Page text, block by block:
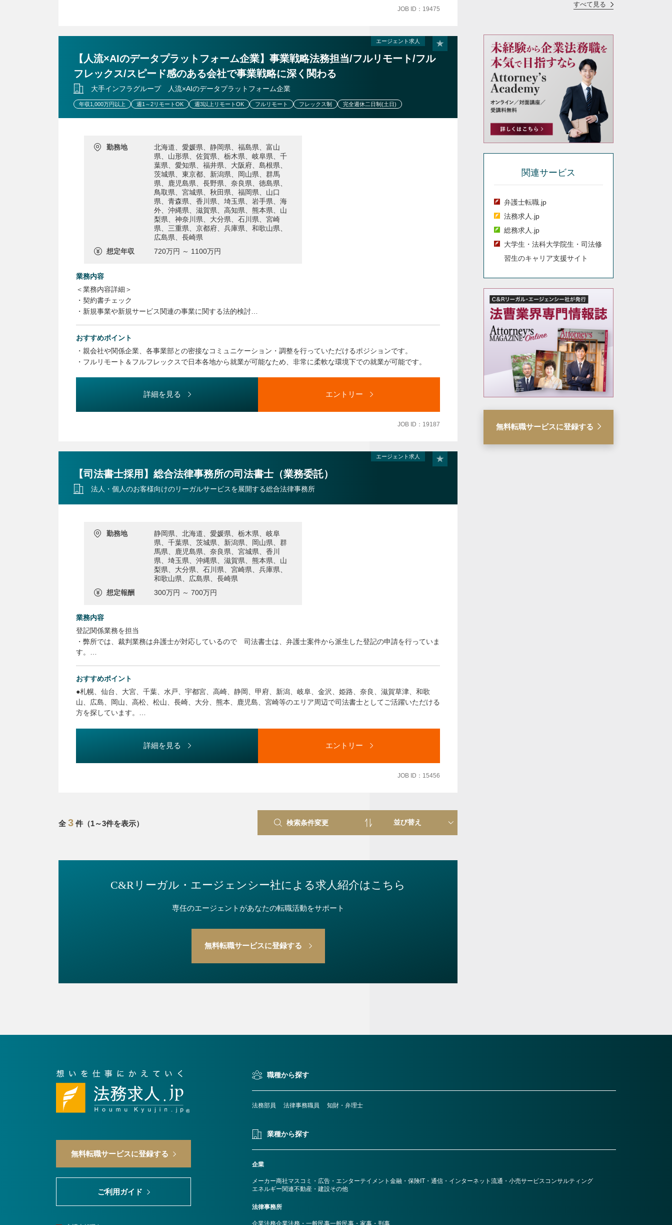
JOB ID：19475
エージェント求人
【人流×AIのデータプラットフォーム企業】事業戦略法務担当/フルリモート/フル
フレックス/スピード感のある会社で事業戦略に深く関わる
大手インフラグループ 人流×AIのデータプラットフォーム企業
年収1,000万円以上 週1～2リモートOK 週3以上リモートOK フルリモート フレックス制 完全週休二日制(土日)
勤務地
北海道、愛媛県、静岡県、福島県、富山
県、山形県、佐賀県、栃木県、岐阜県、千
葉県、愛知県、福井県、大阪府、島根県、
茨城県、東京都、新潟県、岡山県、群馬
県、鹿児島県、長野県、奈良県、徳島県、
鳥取県、宮城県、秋田県、福岡県、山口
県、青森県、香川県、埼玉県、岩手県、海
外、沖縄県、滋賀県、高知県、熊本県、山
梨県、神奈川県、大分県、石川県、宮崎
県、三重県、京都府、兵庫県、和歌山県、
広島県、長崎県
想定年収
720万円 ～ 1100万円
業務内容
＜業務内容詳細＞
・契約書チェック
・新規事業や新規サービス関連の事業に関する法的検討
・知財マネジメント
・社内教育、社内リテラシー向上施策の企画実行
・各種プロジェクト参画等による事業部門支援
おすすめポイント
・親会社や関係企業、各事業部との密接なコミュニケーション・調整を行っていただけるポジションです。
・フルリモート＆フルフレックスで日本各地から就業が可能なため、非常に柔軟な環境下での就業が可能です。
詳細を見る エントリー
JOB ID：19187
エージェント求人
【司法書士採用】総合法律事務所の司法書士（業務委託）
法人・個人のお客様向けのリーガルサービスを展開する総合法律事務所
勤務地
静岡県、北海道、愛媛県、栃木県、岐阜
県、千葉県、茨城県、新潟県、岡山県、群
馬県、鹿児島県、奈良県、宮城県、香川
県、埼玉県、沖縄県、滋賀県、熊本県、山
梨県、大分県、石川県、宮崎県、兵庫県、
和歌山県、広島県、長崎県
想定報酬
300万円 ～ 700万円
業務内容
登記関係業務を担当
・弊所では、裁判業務は弁護士が対応しているので 司法書士は、弁護士案件から派生した登記の申請を行っていま
す。
の商業登記に関するご相談を数多く対応しております。
・弁護士の起案した、登記訴訟の請求の趣旨、和解条項案、調停条項案の検討 弁護士の得た判決等に基づく登記申
請
・離婚案件に伴う登記
・相続案件に伴う相続人確定及び登記
・弁護士、税理士の顧問先企業からの商業登記
・弁護士、税理士とチームになり信託スキームの検討及びその登記 決済立会業務、不動産登記（不動産会社・金融
・通常の決済立会業務（不動産会社・金融機関（ネット銀行含む）からのご紹介）も一定数ございます。英語・中国
おすすめポイント
●札幌、仙台、大宮、千葉、水戸、宇都宮、高崎、静岡、甲府、新潟、岐阜、金沢、姫路、奈良、滋賀草津、和歌
山、広島、岡山、高松、松山、長崎、大分、熊本、鹿児島、宮崎等のエリア周辺で司法書士としてご活躍いただける
方を探しています。
●司法書士の有資格者で、既に実務経験のある方から、これから経験を積みたい方まで幅広く検討したいと考えてい
詳細を見る エントリー
JOB ID：15456
全 3 件（1～3件を表示） 検索条件変更
C&Rリーガル・ エージェンシー社による求人紹介はこちら
専任のエージェントがあなたの転職活動をサポート
無料転職サービスに登録する
すべて見る
関連サービス
弁護士転職.jp
法務求人.jp
総務求人.jp
大学生・法科大学院生・司法修
習生のキャリア支援サイト
無料転職サービスに登録する
無料転職サービスに登録する
ご利用ガイド
職種から探す
法務部員 法律事務職員 知財・弁理士
業種から探す
企業
メーカー商社マスコミ・広告・エンターテイメント 金融・保険 IT・通信・インターネット 流通・小売サービスコンサルティング
エネルギー関連不動産・建設その他
法律事務所
企業法務企業法務・一般民事一般民事・家事・刑事